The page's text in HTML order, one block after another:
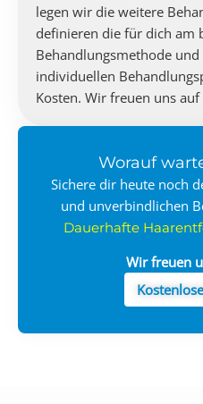
legen wir die weitere
definieren die für dich am
Behandlungsmethode
individuellen
Kosten. Wir freuen uns auf
Worauf
Sichere dir heute noch
und unverbindlichen
Dauerhafte
Wir freuen